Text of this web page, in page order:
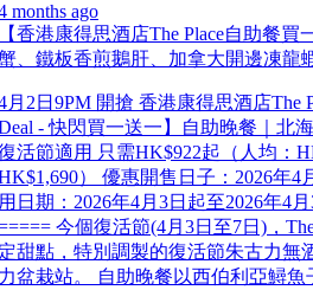
months ago
香港康得思酒店The Place自助餐買
、鐵板香煎鵝肝、加拿大開邊凍龍
月2日9PM 開搶 香港康得思酒店The
- 快閃買一送一】自助晚餐｜北
活節適用 只需HK$922起（人均：
） 優惠開售日子：2026年4
日期：2026年4月3日起至2026年4
今個復活節(4月3日至7日)，
甜點，特別調製的復活節朱古力無
盆栽站。 自助晚餐以西伯利亞鱘